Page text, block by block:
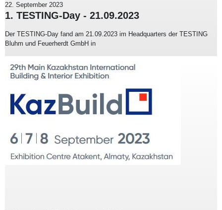
22. September 2023
1. TESTING-Day - 21.09.2023
Der TESTING-Day fand am 21.09.2023 im Headquarters der TESTING
Bluhm und Feuerherdt GmbH in